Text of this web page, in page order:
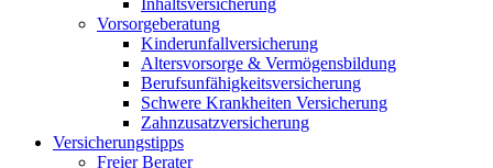
Inhaltsversicherung
Vorsorgeberatung
Kinderunfallversicherung
Altersvorsorge & Vermögensbildung
Berufsunfähigkeitsversicherung
Schwere Krankheiten Versicherung
Zahnzusatzversicherung
Versicherungstipps
Freier Berater